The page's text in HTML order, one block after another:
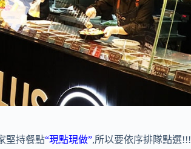
堅持餐點“現點現做”,所以要依序排隊點選!!!